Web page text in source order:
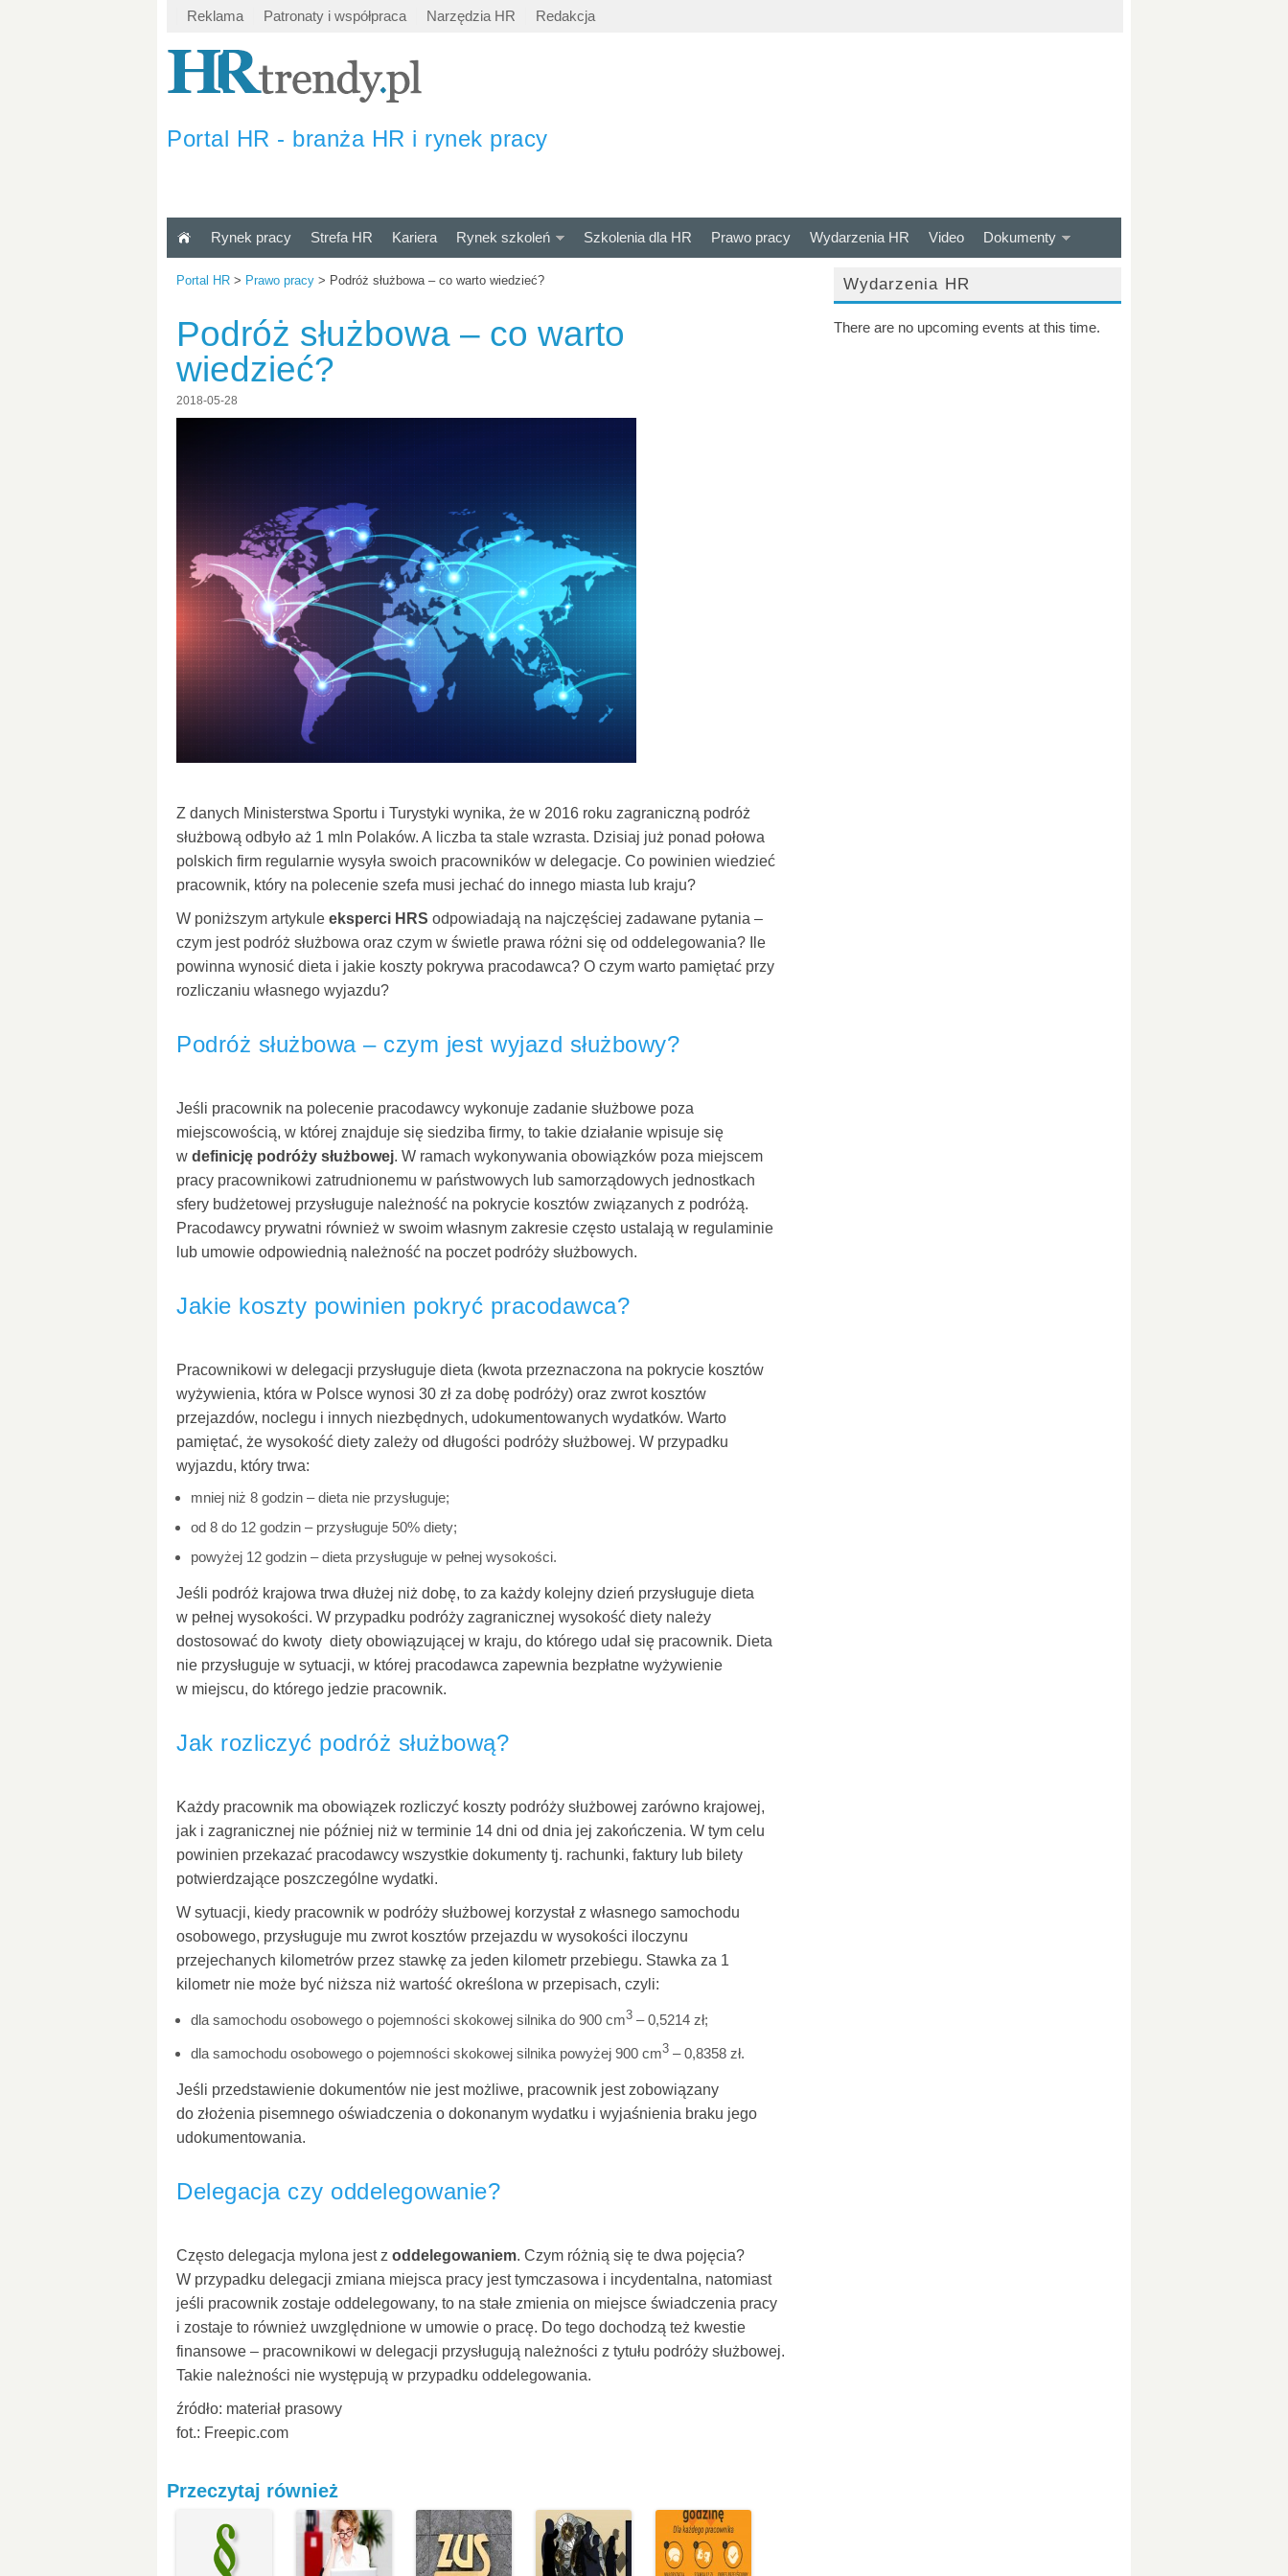
Reklama Patronaty i współpraca Narzędzia HR Redakcja
Portal HR - branża HR i rynek pracy
Rynek pracy Strefa HR Kariera Rynek szkoleń Szkolenia dla HR Prawo pracy Wydarzenia HR Video Dokumenty
Portal HR > Prawo pracy > Podróż służbowa – co warto wiedzieć?
Podróż służbowa – co warto
wiedzieć?
2018-05-28
Z danych Ministerstwa Sportu i Turystyki wynika, że w 2016 roku zagraniczną podróż
służbową odbyło aż 1 mln Polaków. A liczba ta stale wzrasta. Dzisiaj już ponad połowa
polskich firm regularnie wysyła swoich pracowników w delegacje. Co powinien wiedzieć
pracownik, który na polecenie szefa musi jechać do innego miasta lub kraju?
W poniższym artykule eksperci HRS odpowiadają na najczęściej zadawane pytania –
czym jest podróż służbowa oraz czym w świetle prawa różni się od oddelegowania? Ile
powinna wynosić dieta i jakie koszty pokrywa pracodawca? O czym warto pamiętać przy
rozliczaniu własnego wyjazdu?
Podróż służbowa – czym jest wyjazd służbowy?
Jeśli pracownik na polecenie pracodawcy wykonuje zadanie służbowe poza
miejscowością, w której znajduje się siedziba firmy, to takie działanie wpisuje się
w definicję podróży służbowej. W ramach wykonywania obowiązków poza miejscem
pracy pracownikowi zatrudnionemu w państwowych lub samorządowych jednostkach
sfery budżetowej przysługuje należność na pokrycie kosztów związanych z podróżą.
Pracodawcy prywatni również w swoim własnym zakresie często ustalają w regulaminie
lub umowie odpowiednią należność na poczet podróży służbowych.
Jakie koszty powinien pokryć pracodawca?
Pracownikowi w delegacji przysługuje dieta (kwota przeznaczona na pokrycie kosztów
wyżywienia, która w Polsce wynosi 30 zł za dobę podróży) oraz zwrot kosztów
przejazdów, noclegu i innych niezbędnych, udokumentowanych wydatków. Warto
pamiętać, że wysokość diety zależy od długości podróży służbowej. W przypadku
wyjazdu, który trwa:
mniej niż 8 godzin – dieta nie przysługuje;
od 8 do 12 godzin – przysługuje 50% diety;
powyżej 12 godzin – dieta przysługuje w pełnej wysokości.
Jeśli podróż krajowa trwa dłużej niż dobę, to za każdy kolejny dzień przysługuje dieta
w pełnej wysokości. W przypadku podróży zagranicznej wysokość diety należy
dostosować do kwoty diety obowiązującej w kraju, do którego udał się pracownik. Dieta
nie przysługuje w sytuacji, w której pracodawca zapewnia bezpłatne wyżywienie
w miejscu, do którego jedzie pracownik.
Jak rozliczyć podróż służbową?
Każdy pracownik ma obowiązek rozliczyć koszty podróży służbowej zarówno krajowej,
jak i zagranicznej nie później niż w terminie 14 dni od dnia jej zakończenia. W tym celu
powinien przekazać pracodawcy wszystkie dokumenty tj. rachunki, faktury lub bilety
potwierdzające poszczególne wydatki.
W sytuacji, kiedy pracownik w podróży służbowej korzystał z własnego samochodu
osobowego, przysługuje mu zwrot kosztów przejazdu w wysokości iloczynu
przejechanych kilometrów przez stawkę za jeden kilometr przebiegu. Stawka za 1
kilometr nie może być niższa niż wartość określona w przepisach, czyli:
dla samochodu osobowego o pojemności skokowej silnika do 900 cm3 – 0,5214 zł;
dla samochodu osobowego o pojemności skokowej silnika powyżej 900 cm3 – 0,8358 zł.
Jeśli przedstawienie dokumentów nie jest możliwe, pracownik jest zobowiązany
do złożenia pisemnego oświadczenia o dokonanym wydatku i wyjaśnienia braku jego
udokumentowania.
Delegacja czy oddelegowanie?
Często delegacja mylona jest z oddelegowaniem. Czym różnią się te dwa pojęcia?
W przypadku delegacji zmiana miejsca pracy jest tymczasowa i incydentalna, natomiast
jeśli pracownik zostaje oddelegowany, to na stałe zmienia on miejsce świadczenia pracy
i zostaje to również uwzględnione w umowie o pracę. Do tego dochodzą też kwestie
finansowe – pracownikowi w delegacji przysługują należności z tytułu podróży służbowej.
Takie należności nie występują w przypadku oddelegowania.
źródło: materiał prasowy
fot.: Freepic.com
Przeczytaj również
Wydarzenia HR
There are no upcoming events at this time.